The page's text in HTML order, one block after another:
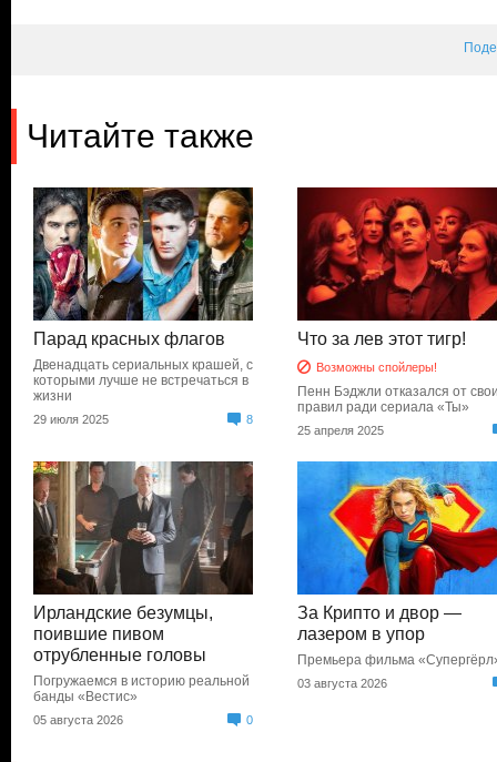
Читайте также
Парад красных флагов
Двенадцать сериальных крашей, с
которыми лучше не встречаться в
жизни
29 июля 2025 8
Что за лев этот тигр!
Возможны спойлеры!
Пенн Бэджли отказался от
правил ради сериала «Ты»
25 апреля 2025
Ирландские безумцы,
поившие пивом
отрубленные головы
Погружаемся в историю реальной
банды «Вестис»
05 августа 2026 0
За Крипто и двор —
лазером в упор
Премьера фильма
03 августа 2026